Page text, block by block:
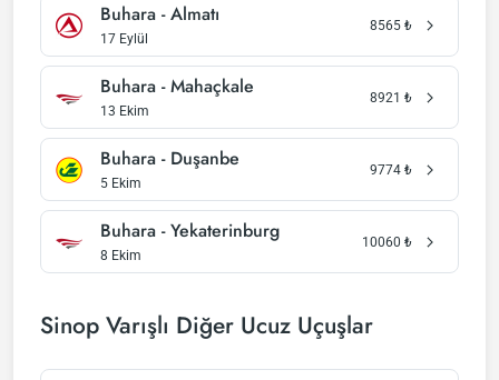
Buhara - Almatı
17 Eylül
8565 ₺
Buhara - Mahaçkale
13 Ekim
8921 ₺
Buhara - Duşanbe
5 Ekim
9774 ₺
Buhara - Yekaterinburg
8 Ekim
10060 ₺
Sinop Varışlı Diğer Ucuz Uçuşlar